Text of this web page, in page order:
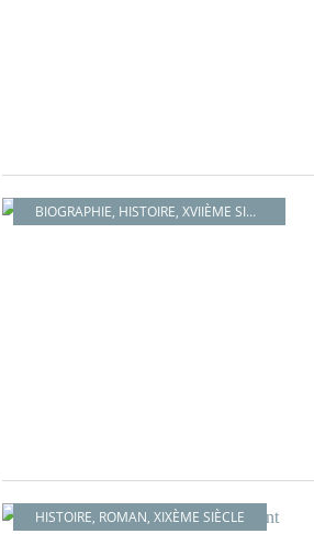
BIOGRAPHIE, HISTOIRE, XVIIÈME SIÈCLE
HISTOIRE, ROMAN, XIXÈME SIÈCLE